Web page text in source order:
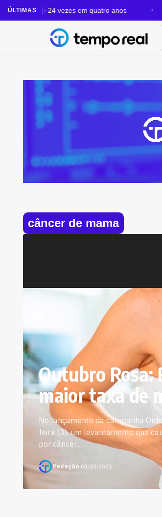
ÚLTIMAS
24 vezes em quatro anos
câncer de mama
Outubro Rosa:
maior taxa de
No lançamento da campanha
feira (3), um levantamento que
por câncer...
Redação|03/10/2025